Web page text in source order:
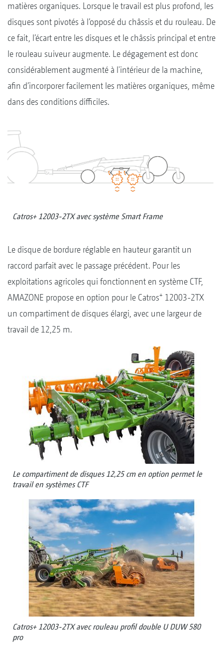
matières organiques. Lorsque le travail est plus profond, les
disques sont pivotés à l’opposé du châssis et du rouleau. De
ce fait, l’écart entre les disques et le châssis principal et entre
le rouleau suiveur augmente. Le dégagement est donc
considérablement augmenté à l'intérieur de la machine,
afin d’incorporer facilement les matières organiques, même
dans des conditions difficiles.
Catros+ 12003-2TX avec système Smart Frame
Le disque de bordure réglable en hauteur garantit un
raccord parfait avec le passage précédent. Pour les
exploitations agricoles qui fonctionnent en système CTF,
AMAZONE propose en option pour le Catros+ 12003-2TX
un compartiment de disques élargi, avec une largeur de
travail de 12,25 m.
Le compartiment de disques 12,25 cm en option permet le
travail en systèmes CTF
Catros+ 12003-2TX avec rouleau profil double U DUW 580
pro